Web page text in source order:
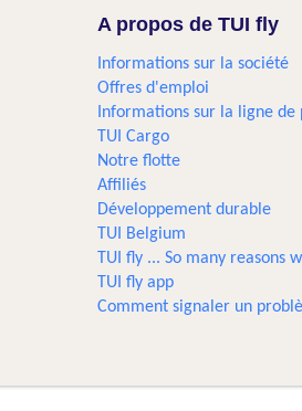
A propos de TUI fly
Informations sur la société
Offres d'emploi
Informations sur la ligne de
TUI Cargo
Notre flotte
Affiliés
Développement durable
TUI Belgium
TUI fly ... So many reasons
TUI fly app
Comment signaler un